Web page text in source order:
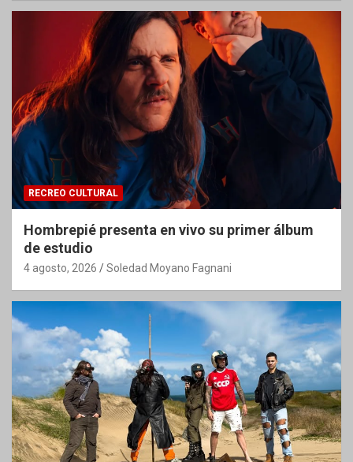
RECREO CULTURAL
Hombrepié presenta en vivo su primer álbum
de estudio
4 agosto, 2026 Soledad Moyano Fagnani